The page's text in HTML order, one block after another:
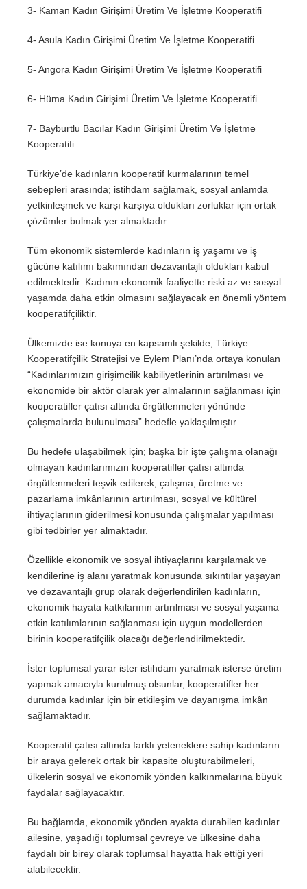
3- Kaman Kadın Girişimi Üretim Ve İşletme Kooperatifi
4- Asula Kadın Girişimi Üretim Ve İşletme Kooperatifi
5- Angora Kadın Girişimi Üretim Ve İşletme Kooperatifi
6- Hüma Kadın Girişimi Üretim Ve İşletme Kooperatifi
7- Bayburtlu Bacılar Kadın Girişimi Üretim Ve İşletme
Kooperatifi
Türkiye’de kadınların kooperatif kurmalarının temel
sebepleri arasında; istihdam sağlamak, sosyal anlamda
yetkinleşmek ve karşı karşıya oldukları zorluklar için ortak
çözümler bulmak yer almaktadır.
Tüm ekonomik sistemlerde kadınların iş yaşamı ve iş
gücüne katılımı bakımından dezavantajlı oldukları kabul
edilmektedir. Kadının ekonomik faaliyette riski az ve sosyal
yaşamda daha etkin olmasını sağlayacak en önemli yöntem
kooperatifçiliktir.
Ülkemizde ise konuya en kapsamlı şekilde, Türkiye
Kooperatifçilik Stratejisi ve Eylem Planı’nda ortaya konulan
“Kadınlarımızın girişimcilik kabiliyetlerinin artırılması ve
ekonomide bir aktör olarak yer almalarının sağlanması için
kooperatifler çatısı altında örgütlenmeleri yönünde
çalışmalarda bulunulması” hedefle yaklaşılmıştır.
Bu hedefe ulaşabilmek için; başka bir işte çalışma olanağı
olmayan kadınlarımızın kooperatifler çatısı altında
örgütlenmeleri teşvik edilerek, çalışma, üretme ve
pazarlama imkânlarının artırılması, sosyal ve kültürel
ihtiyaçlarının giderilmesi konusunda çalışmalar yapılması
gibi tedbirler yer almaktadır.
Özellikle ekonomik ve sosyal ihtiyaçlarını karşılamak ve
kendilerine iş alanı yaratmak konusunda sıkıntılar yaşayan
ve dezavantajlı grup olarak değerlendirilen kadınların,
ekonomik hayata katkılarının artırılması ve sosyal yaşama
etkin katılımlarının sağlanması için uygun modellerden
birinin kooperatifçilik olacağı değerlendirilmektedir.
İster toplumsal yarar ister istihdam yaratmak isterse üretim
yapmak amacıyla kurulmuş olsunlar, kooperatifler her
durumda kadınlar için bir etkileşim ve dayanışma imkân
sağlamaktadır.
Kooperatif çatısı altında farklı yeteneklere sahip kadınların
bir araya gelerek ortak bir kapasite oluşturabilmeleri,
ülkelerin sosyal ve ekonomik yönden kalkınmalarına büyük
faydalar sağlayacaktır.
Bu bağlamda, ekonomik yönden ayakta durabilen kadınlar
ailesine, yaşadığı toplumsal çevreye ve ülkesine daha
faydalı bir birey olarak toplumsal hayatta hak ettiği yeri
alabilecektir.